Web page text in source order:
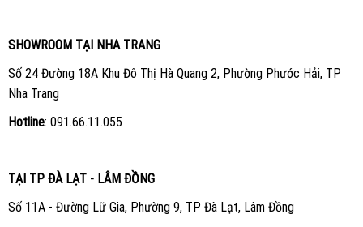
SHOWROOM TẠI NHA TRANG
Số 24 Đường 18A Khu Đô Thị Hà Quang 2, Phường Phước Hải, TP
Nha Trang
Hotline: 091.66.11.055
TẠI TP ĐÀ LẠT - LÂM ĐỒNG
Số 11A - Đường Lữ Gia, Phường 9, TP Đà Lạt, Lâm Đồng